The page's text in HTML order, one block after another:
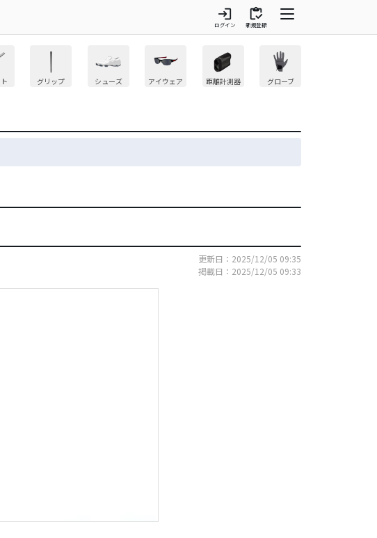
login
ログイン
inventory
新規登録
グリップ シューズ アイウェア 距離計測器 グローブ
更新日：2025/12/05 09:35
掲載日：2025/12/05 09:33